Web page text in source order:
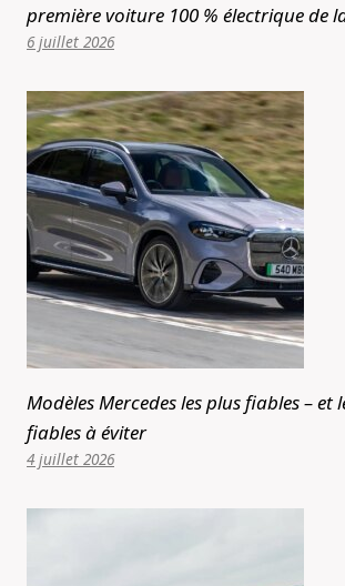
première voiture 100 % électrique de
6 juillet 2026
Modèles Mercedes les plus fiables – et
fiables à éviter
4 juillet 2026